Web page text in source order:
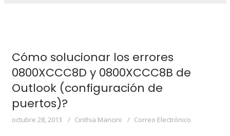
Cómo solucionar los errores
0800XCCC8D y 0800XCCC8B de
Outlook (configuración de
puertos)?
octubre 28, 2013 Cinthia Mancini Correo Electrónico